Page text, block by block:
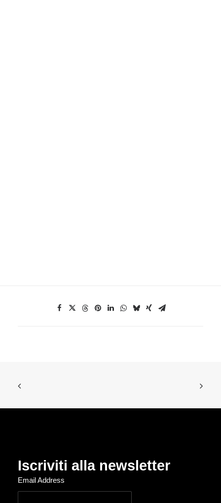
Iscriviti alla newsletter
Email Address